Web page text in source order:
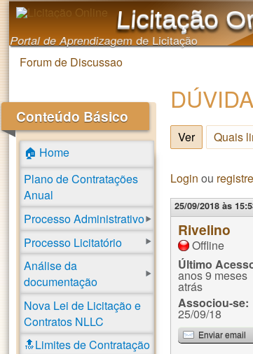
Licitação
Portal de Aprendizagem de Licitação
Você está aqui
Forum de Discussao
DÚVIDA
Ver(aba ativa)
Quais
Login ou
25/09/2018 às
Rivelino
Offline
Último
anos 9 meses
atrás
Associou-se:
25/09/18
Enviar email
Conteúdo Básico
🏠 Home
Plano de Contratações
Anual
Processo Administrativo
Processo Licitatório
Análise da
documentação
Nova Lei de Licitação e
Contratos NLLC
🔝Limites de Contratação